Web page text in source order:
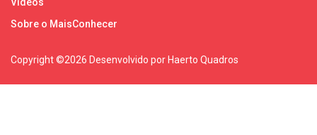
Sobre o MaisConhecer
Copyright ©2026 Desenvolvido por Haerto Quadros